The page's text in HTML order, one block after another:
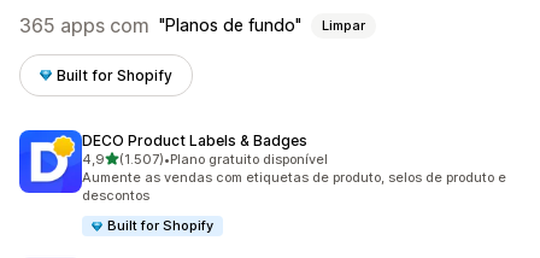
365 apps com Planos de fundo Limpar
Built for Shopify
DECO Product Labels & Badges
4,9de 5 estrelas
(1.507)
1507 avaliações ao todo
•Plano gratuito disponível
Aumente as vendas com etiquetas de produto, selos de produto e
descontos
Built for Shopify